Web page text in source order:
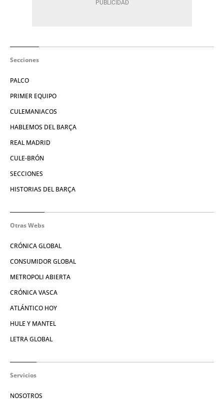
Secciones
PALCO
PRIMER EQUIPO
CULEMANIACOS
HABLEMOS DEL BARÇA
REAL MADRID
CULE-BRÓN
SECCIONES
HISTORIAS DEL BARÇA
Otras Webs
CRÓNICA GLOBAL
CONSUMIDOR GLOBAL
METROPOLI ABIERTA
CRÓNICA VASCA
ATLÁNTICO HOY
HULE Y MANTEL
LETRA GLOBAL
Servicios
NOSOTROS